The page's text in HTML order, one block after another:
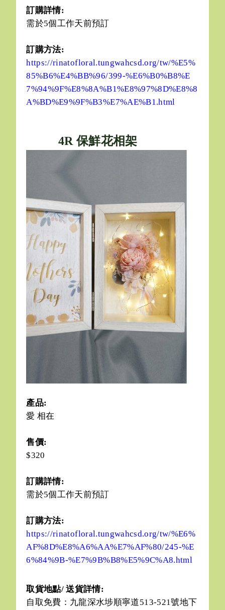
訂購詳情:
需於5個工作天前預訂
訂購方法:
https://rinatofloral.tungwahcsd.org/tw/%E5%
85%B6%E4%BB%96/399-%E6%B0%B8%E
7%94%9F%E8%8A%B1%E8%97%8D%E8%8
A%BD%E9%9F%B3%E7%AE%B1.html
4R 保鮮花相架
產品:
愛 相在
售價:
$320
訂購詳情:
需於5個工作天前預訂
訂購方法:
https://rinatofloral.tungwahcsd.org/tw/%E6%
AF%8D%E8%A6%AA%E7%AF%80/245-%E
6%84%9B-%E7%9B%B8%E5%9C%A8.html
取貨地點/ 送貨詳情:
自取免費：九龍深水埗順寧道513-521號地下